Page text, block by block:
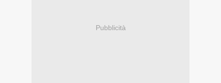
Pubblicità